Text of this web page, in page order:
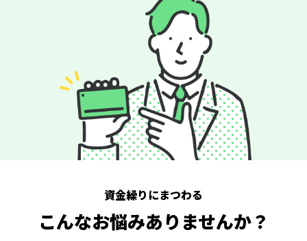
資金繰りにまつわる
こんなお悩みありませんか？